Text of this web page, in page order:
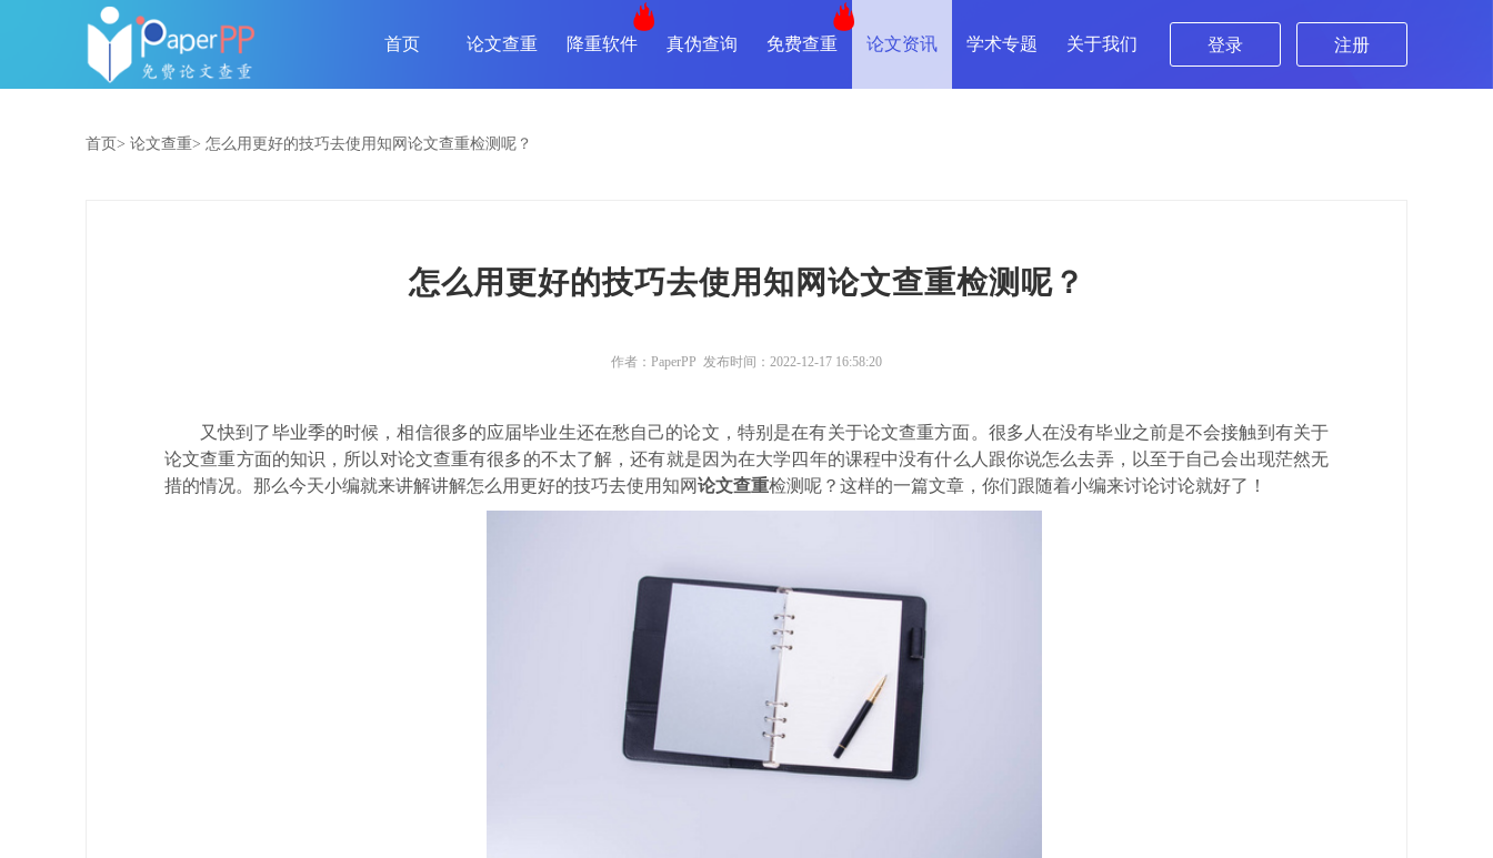
首页 论文查重 降重软件 真伪查询 免费查重 论文资讯 学术专题 关于我们 登录 注册
首页> 论文查重> 怎么用更好的技巧去使用知网论文查重检测呢？
怎么用更好的技巧去使用知网论文查重检测呢？
作者：PaperPP 发布时间：2022-12-17 16:58:20
又快到了毕业季的时候，相信很多的应届毕业生还在愁自己的论文，特别是在有关于论文查重方面。很多人在没有毕业之前是不会接触到有关于
论文查重方面的知识，所以对论文查重有很多的不太了解，还有就是因为在大学四年的课程中没有什么人跟你说怎么去弄，以至于自己会出现茫然无
措的情况。那么今天小编就来讲解讲解怎么用更好的技巧去使用知网论文查重检测呢？这样的一篇文章，你们跟随着小编来讨论讨论就好了！